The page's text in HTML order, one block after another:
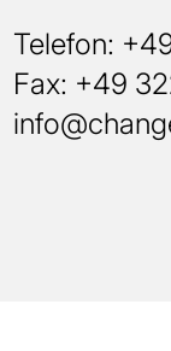
Telefon:
Fax: +49